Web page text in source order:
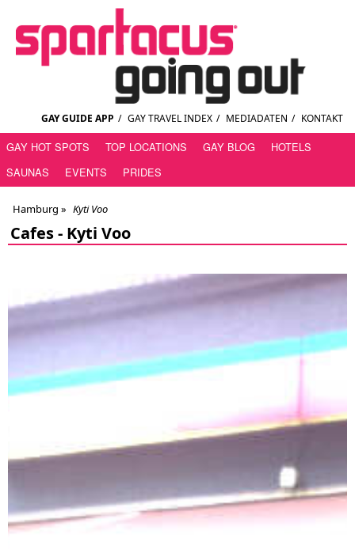
GAY GUIDE APP / GAY TRAVEL INDEX / MEDIADATEN / KONTAKT
GAY HOT SPOTS TOP LOCATIONS GAY BLOG
HOTELS
SAUNAS
EVENTS PRIDES
Hamburg » Kyti Voo
Cafes - Kyti Voo